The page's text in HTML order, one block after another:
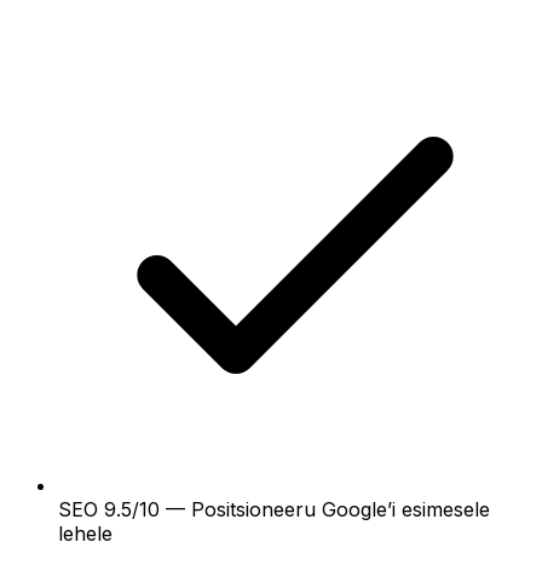
SEO 9.5/10 — Positsioneeru Google’i esimesele
lehele